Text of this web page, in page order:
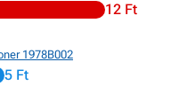
12 Ft
1978B002
5 Ft